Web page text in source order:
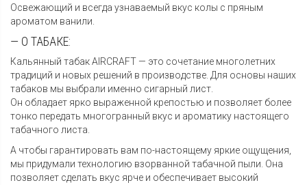
Освежающий и всегда узнаваемый вкус колы с пряным
ароматом ванили.
— О ТАБАКЕ:
Кальянный табак AIRCRAFT — это сочетание многолетних
традиций и новых решений в производстве. Для основы наших
табаков мы выбрали именно сигарный лист.
Он обладает ярко выраженной крепостью и позволяет более
тонко передать многогранный вкус и ароматику настоящего
табачного листа.
А чтобы гарантировать вам по-настоящему яркие ощущения,
мы придумали технологию взорванной табачной пыли. Она
позволяет сделать вкус ярче и обеспечивает высокий